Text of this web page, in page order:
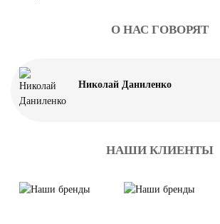
О НАС ГОВОРЯТ
Николай Даниленко
НАШИ КЛИЕНТЫ